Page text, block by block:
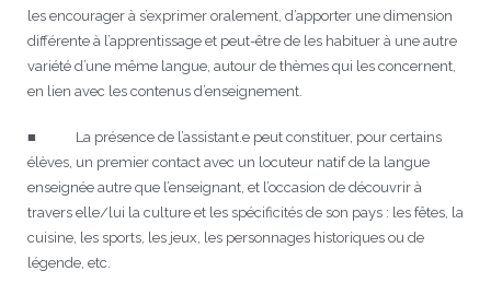
les encourager à s’exprimer oralement, d’apporter une dimension
différente à l’apprentissage et peut-être de les habituer à une autre
variété d’une même langue, autour de thèmes qui les concernent,
en lien avec les contenus d’enseignement.
■ La présence de l’assistant.e peut constituer, pour certains
élèves, un premier contact avec un locuteur natif de la langue
enseignée autre que l’enseignant, et l’occasion de découvrir à
travers elle/lui la culture et les spécificités de son pays : les fêtes, la
cuisine, les sports, les jeux, les personnages historiques ou de
légende, etc.